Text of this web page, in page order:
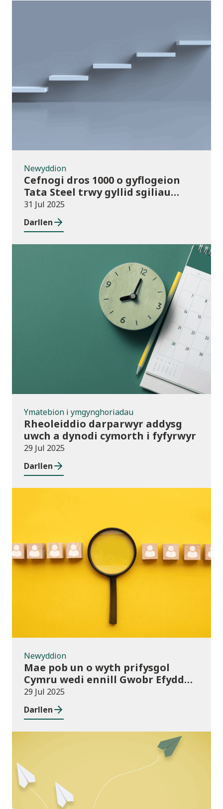
Newyddion
Newyddion
Cefnogi dros 1000 o gyflogeion
Tata Steel trwy gyllid sgiliau
cyhoeddus
31 Jul 2025
Darllen
Ymatebion i
ymgynghoriadau
Ymatebion i ymgynghoriadau
Rheoleiddio darparwyr addysg
uwch a dynodi cymorth i fyfyrwyr
29 Jul 2025
Darllen
Newyddion
Newyddion
Mae pob un o wyth prifysgol
Cymru wedi ennill Gwobr Efydd
Cydraddoldeb Hiliol
29 Jul 2025
Darllen